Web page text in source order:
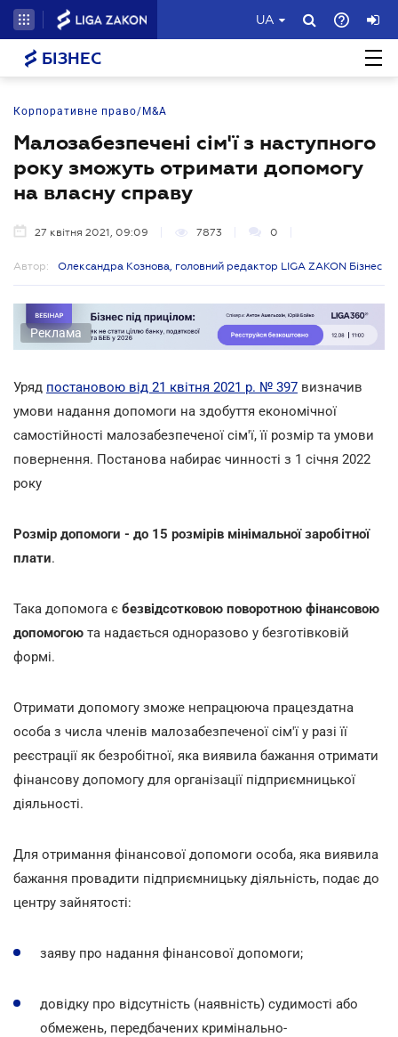
UA
БІЗНЕС
Корпоративне право/M&A
Малозабезпечені сім'ї з наступного
року зможуть отримати допомогу
на власну справу
27 квітня 2021, 09:09 7873 0
Автор: Олександра Кознова, головний редактор LIGA ZAKON Бізнес
Реклама
Уряд постановою від 21 квітня 2021 р. № 397 визначив
умови надання допомоги на здобуття економічної
самостійності малозабезпеченої сім'ї, її розмір та умови
повернення. Постанова набирає чинності з 1 січня 2022
року
Розмір допомоги - до 15 розмірів мінімальної заробітної
плати.
Така допомога є безвідсотковою поворотною фінансовою
допомогою та надається одноразово у безготівковій
формі.
Отримати допомогу зможе непрацююча працездатна
особа з числа членів малозабезпеченої сім'ї у разі її
реєстрації як безробітної, яка виявила бажання отримати
фінансову допомогу для організації підприємницької
діяльності.
Для отримання фінансової допомоги особа, яка виявила
бажання провадити підприємницьку діяльність, подає до
центру зайнятості:
заяву про надання фінансової допомоги;
довідку про відсутність (наявність) судимості або
обмежень, передбачених кримінально-